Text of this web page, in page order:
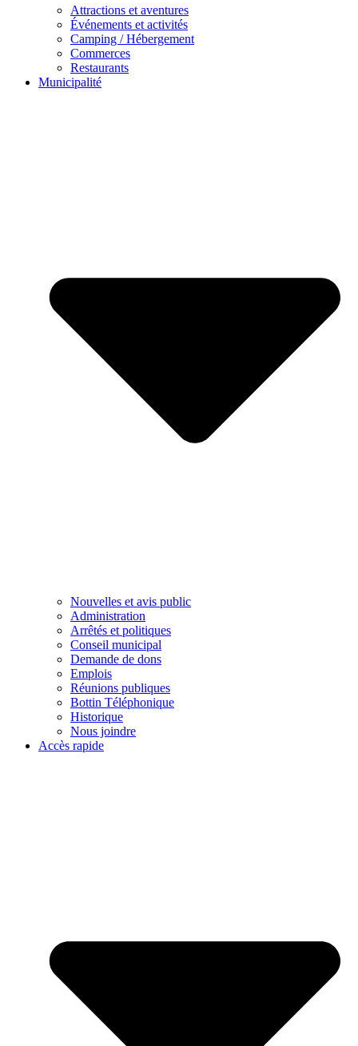
Attractions et aventures
Événements et activités
Camping / Hébergement
Commerces
Restaurants
Municipalité
Nouvelles et avis public
Administration
Arrêtés et politiques
Conseil municipal
Demande de dons
Emplois
Réunions publiques
Bottin Téléphonique
Historique
Nous joindre
Accès rapide